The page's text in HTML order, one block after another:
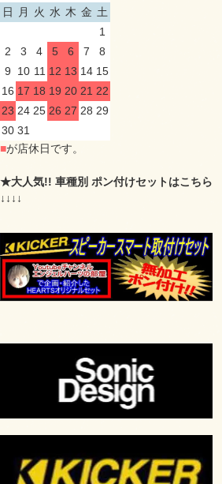
日
月 火 水 木 金 土
1
2
3 4 5 6 7
8
9
10 11 12 13 14 15
16 17 18 19 20 21 22
23 24 25 26 27 28 29
30 31
■が店休日です。
★大人気!! 車種別 ポン付けセットはこちら
↓↓↓↓